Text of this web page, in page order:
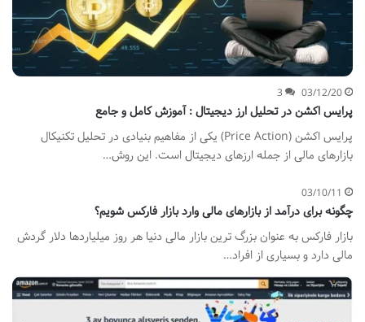
03/12/20
3
پرایس اکشن در تحلیل ارز دیجیتال : آموزش کامل و جامع
پرایس اکشن (Price Action) یکی از مفاهیم بنیادی در تحلیل تکنیکال
بازارهای مالی از جمله ارزهای دیجیتال است. این روش…
03/10/11
چگونه برای درآمد از بازارهای مالی وارد بازار فارکس شویم؟
بازار فارکس به عنوان بزرگ ترین بازار مالی دنیا هر روز میلیاردها دلار گردش
مالی دارد و بسیاری از افراد…